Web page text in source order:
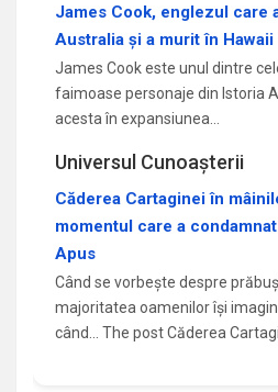
James Cook, englezul care
Australia și a murit în Hawaii
James Cook este unul dintre
faimoase personaje din Istoria
acesta în expansiunea…
Universul Cunoașterii
Căderea Cartaginei în
momentul care a
Apus
Când se vorbește despre
majoritatea oamenilor își
când... The post Căderea